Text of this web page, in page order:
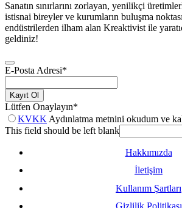
Sanatın sınırlarını zorlayan, yenilikçi
istisnai bireyler ve kurumların buluşma
endüstrilerden ilham alan Kreaktivist ile
geldiniz!
E-Posta Adresi*
Kayıt Ol
Lütfen Onaylayın*
KVKK Aydınlatma metnini okudum ve
This field should be left blank
Hakkımızda
İletişim
Kullanım Şartları
Gizlilik Politikası